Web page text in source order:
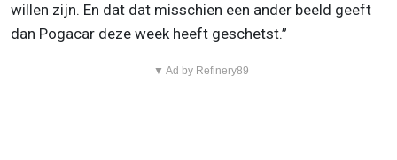
willen zijn. En dat dat misschien een ander beeld geeft
dan Pogacar deze week heeft geschetst.”
▼ Ad by Refinery89